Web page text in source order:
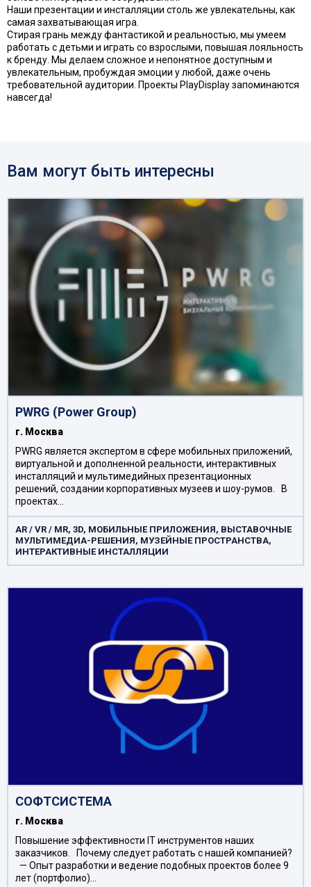
Наши презентации и инсталляции столь же увлекательны, как
самая захватывающая игра.
Стирая грань между фантастикой и реальностью, мы умеем
работать с детьми и играть со взрослыми, повышая лояльность
к бренду. Мы делаем сложное и непонятное доступным и
увлекательным, пробуждая эмоции у любой, даже очень
требовательной аудитории. Проекты PlayDisplay запоминаются
навсегда!
Вам могут быть интересны
PWRG (Power Group)
г. Москва
PWRG является экспертом в сфере мобильных приложений,
виртуальной и дополненной реальности, интерактивных
инсталляций и мультимедийных презентационных
решений, создании корпоративных музеев и шоу-румов. В
проектах…
AR / VR / MR, 3D, МОБИЛЬНЫЕ ПРИЛОЖЕНИЯ, ВЫСТАВОЧНЫЕ
МУЛЬТИМЕДИА-РЕШЕНИЯ, МУЗЕЙНЫЕ ПРОСТРАНСТВА,
ИНТЕРАКТИВНЫЕ ИНСТАЛЛЯЦИИ
СОФТСИСТЕМА
г. Москва
Повышение эффективности IT инструментов наших
заказчиков. Почему следует работать с нашей компанией?
— Опыт разработки и ведение подобных проектов более 9
лет (портфолио)…